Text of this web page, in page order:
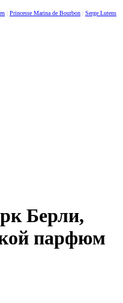
Princesse Marina de Bourbon Serge Lutens
Берли,
парфюм